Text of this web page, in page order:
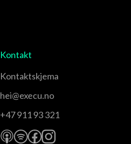
Kontakt
Kontaktskjema
hei@execu.no
+47 911 93 321